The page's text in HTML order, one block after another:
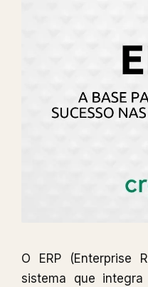
O ERP (Enterprise
sistema que